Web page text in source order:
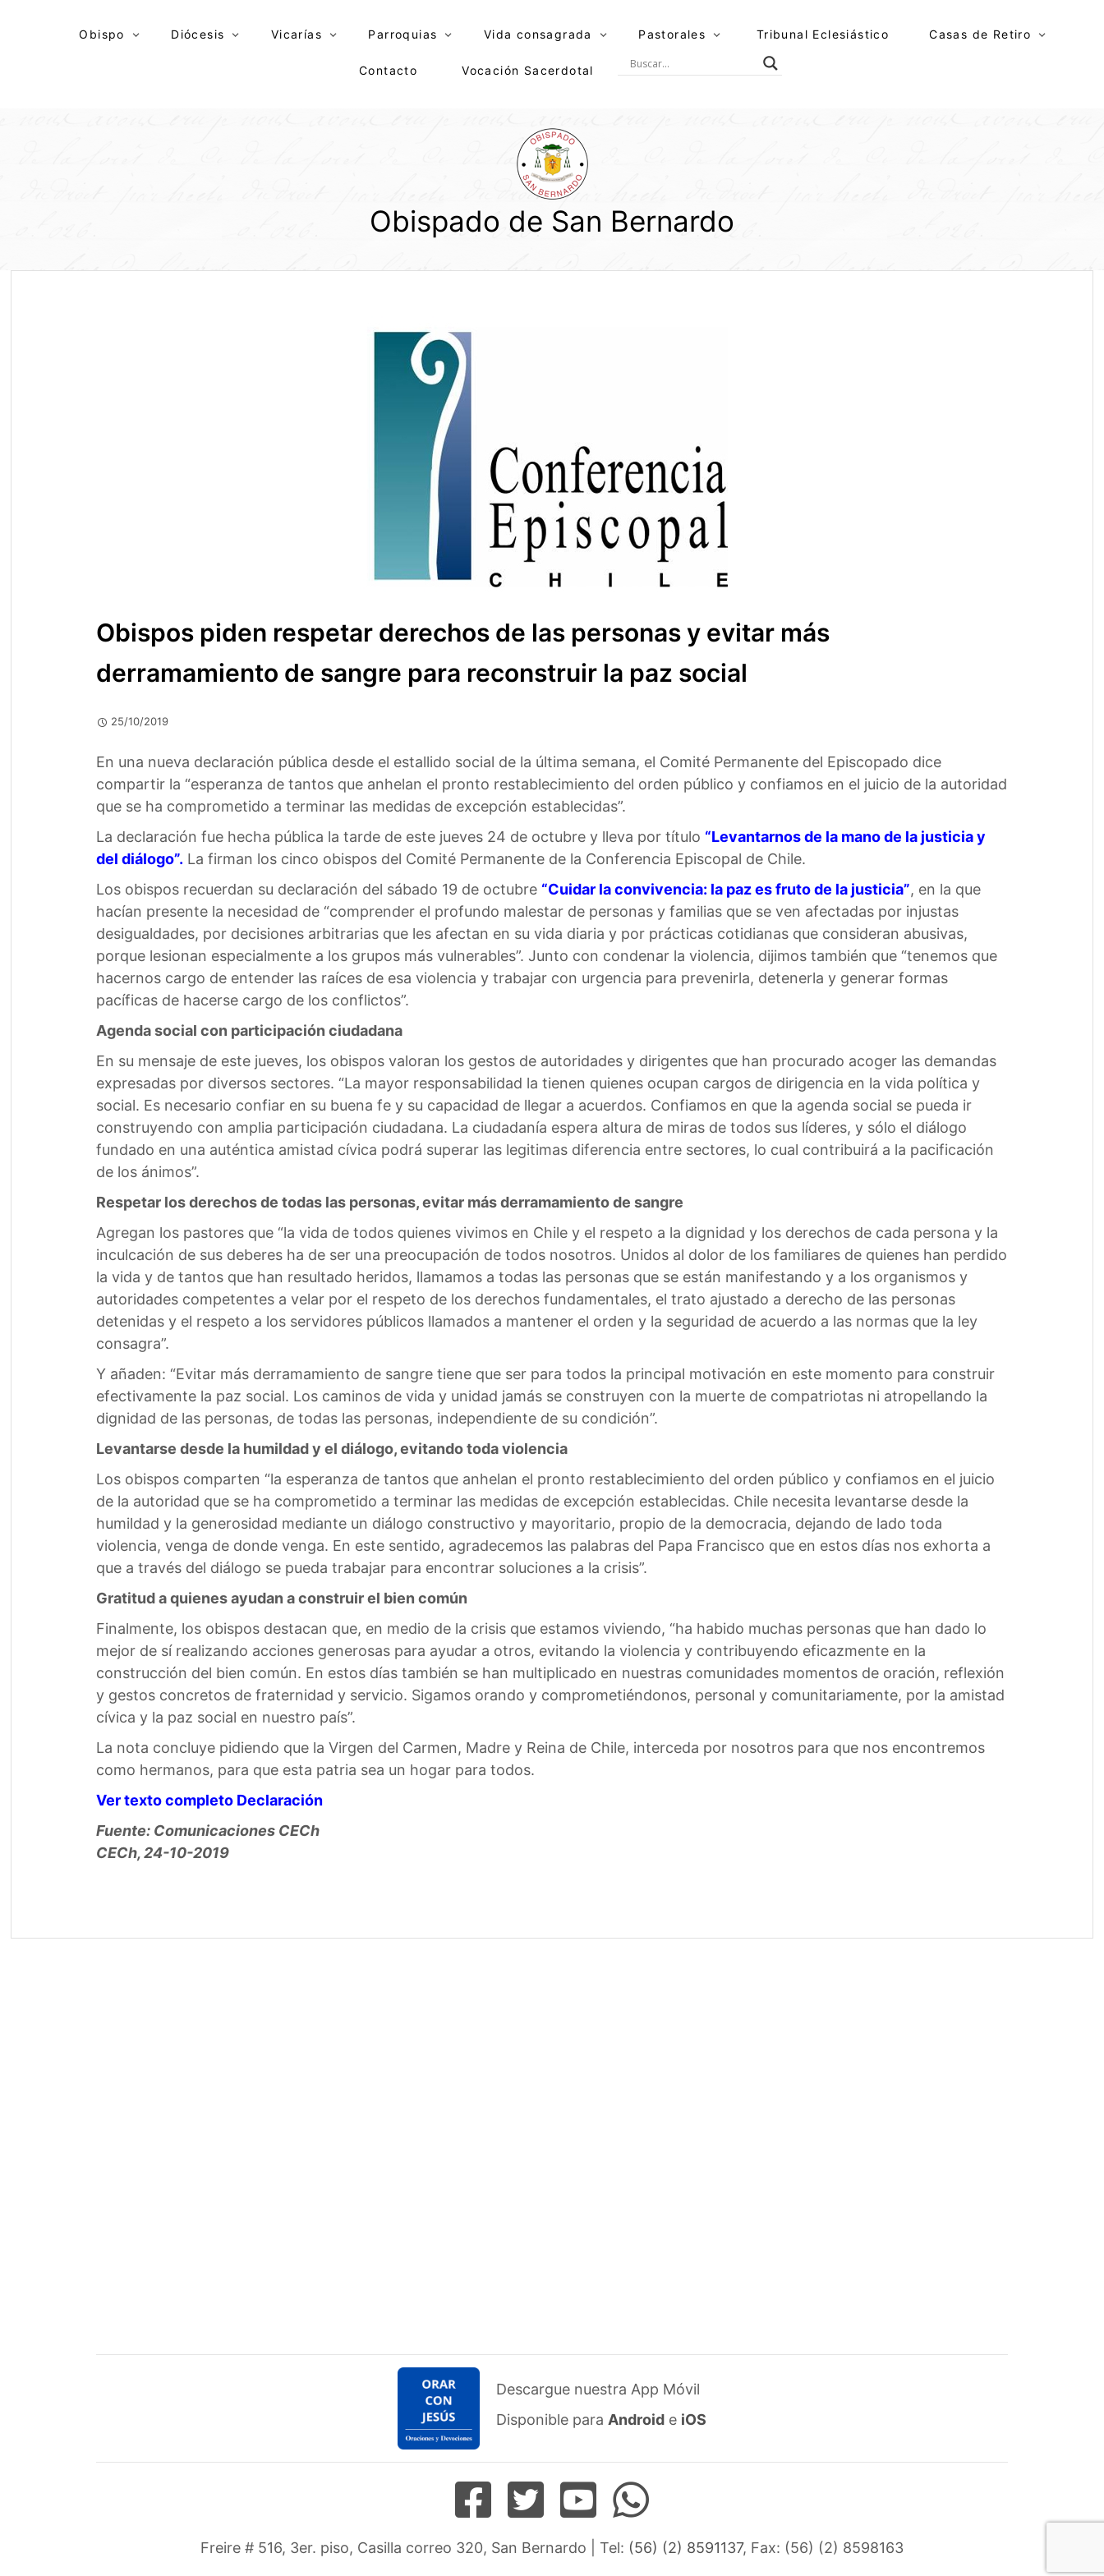
Obispo Diócesis Vicarías Parroquias Vida consagrada Pastorales Tribunal Eclesiástico Casas de Retiro
Contacto Vocación Sacerdotal
Obispado de San Bernardo
Obispos piden respetar derechos de las personas y evitar más
derramamiento de sangre para reconstruir la paz social
25/10/2019
En una nueva declaración pública desde el estallido social de la última semana, el Comité Permanente del Episcopado dice
compartir la “esperanza de tantos que anhelan el pronto restablecimiento del orden público y confiamos en el juicio de la autoridad
que se ha comprometido a terminar las medidas de excepción establecidas”.
La declaración fue hecha pública la tarde de este jueves 24 de octubre y lleva por título “Levantarnos de la mano de la justicia y
del diálogo”. La firman los cinco obispos del Comité Permanente de la Conferencia Episcopal de Chile.
Los obispos recuerdan su declaración del sábado 19 de octubre “Cuidar la convivencia: la paz es fruto de la justicia”, en la que
hacían presente la necesidad de “comprender el profundo malestar de personas y familias que se ven afectadas por injustas
desigualdades, por decisiones arbitrarias que les afectan en su vida diaria y por prácticas cotidianas que consideran abusivas,
porque lesionan especialmente a los grupos más vulnerables”. Junto con condenar la violencia, dijimos también que “tenemos que
hacernos cargo de entender las raíces de esa violencia y trabajar con urgencia para prevenirla, detenerla y generar formas
pacíficas de hacerse cargo de los conflictos”.
Agenda social con participación ciudadana
En su mensaje de este jueves, los obispos valoran los gestos de autoridades y dirigentes que han procurado acoger las demandas
expresadas por diversos sectores. “La mayor responsabilidad la tienen quienes ocupan cargos de dirigencia en la vida política y
social. Es necesario confiar en su buena fe y su capacidad de llegar a acuerdos. Confiamos en que la agenda social se pueda ir
construyendo con amplia participación ciudadana. La ciudadanía espera altura de miras de todos sus líderes, y sólo el diálogo
fundado en una auténtica amistad cívica podrá superar las legitimas diferencia entre sectores, lo cual contribuirá a la pacificación
de los ánimos”.
Respetar los derechos de todas las personas, evitar más derramamiento de sangre
Agregan los pastores que “la vida de todos quienes vivimos en Chile y el respeto a la dignidad y los derechos de cada persona y la
inculcación de sus deberes ha de ser una preocupación de todos nosotros. Unidos al dolor de los familiares de quienes han perdido
la vida y de tantos que han resultado heridos, llamamos a todas las personas que se están manifestando y a los organismos y
autoridades competentes a velar por el respeto de los derechos fundamentales, el trato ajustado a derecho de las personas
detenidas y el respeto a los servidores públicos llamados a mantener el orden y la seguridad de acuerdo a las normas que la ley
consagra”.
Y añaden: “Evitar más derramamiento de sangre tiene que ser para todos la principal motivación en este momento para construir
efectivamente la paz social. Los caminos de vida y unidad jamás se construyen con la muerte de compatriotas ni atropellando la
dignidad de las personas, de todas las personas, independiente de su condición”.
Levantarse desde la humildad y el diálogo, evitando toda violencia
Los obispos comparten “la esperanza de tantos que anhelan el pronto restablecimiento del orden público y confiamos en el juicio
de la autoridad que se ha comprometido a terminar las medidas de excepción establecidas. Chile necesita levantarse desde la
humildad y la generosidad mediante un diálogo constructivo y mayoritario, propio de la democracia, dejando de lado toda
violencia, venga de donde venga. En este sentido, agradecemos las palabras del Papa Francisco que en estos días nos exhorta a
que a través del diálogo se pueda trabajar para encontrar soluciones a la crisis”.
Gratitud a quienes ayudan a construir el bien común
Finalmente, los obispos destacan que, en medio de la crisis que estamos viviendo, “ha habido muchas personas que han dado lo
mejor de sí realizando acciones generosas para ayudar a otros, evitando la violencia y contribuyendo eficazmente en la
construcción del bien común. En estos días también se han multiplicado en nuestras comunidades momentos de oración, reflexión
y gestos concretos de fraternidad y servicio. Sigamos orando y comprometiéndonos, personal y comunitariamente, por la amistad
cívica y la paz social en nuestro país”.
La nota concluye pidiendo que la Virgen del Carmen, Madre y Reina de Chile, interceda por nosotros para que nos encontremos
como hermanos, para que esta patria sea un hogar para todos.
Ver texto completo Declaración
Fuente: Comunicaciones CECh
CECh, 24-10-2019
Descargue nuestra App Móvil
Disponible para Android e iOS
Freire # 516, 3er. piso, Casilla correo 320, San Bernardo | Tel: (56) (2) 8591137, Fax: (56) (2) 8598163